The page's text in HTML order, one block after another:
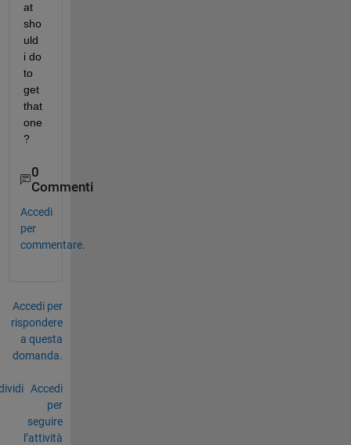
at
sho
uld
i do
to
get
that
one
?
0
Commenti
Accedi
per
commentare.
Accedi per
rispondere
a questa
domanda.
Accedi
per
seguire
l’attività